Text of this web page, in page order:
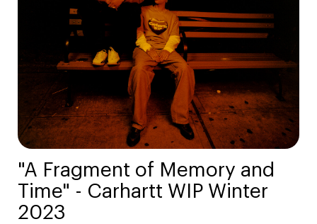
"A Fragment of Memory and
Time" - Carhartt WIP Winter
2023